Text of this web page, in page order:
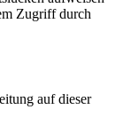
Zugriff durch
auf dieser